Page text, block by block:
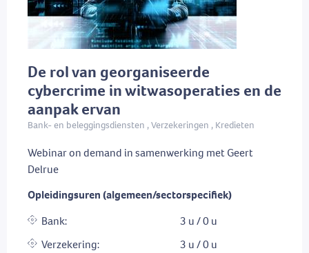
De rol van georganiseerde
cybercrime in witwasoperaties en de
aanpak ervan
Bank- en beleggingsdiensten , Verzekeringen , Kredieten
Webinar on demand in samenwerking met Geert
Delrue
Opleidingsuren (algemeen/sectorspecifiek)
Bank:
3 u / 0 u
Verzekering:
3 u / 0 u